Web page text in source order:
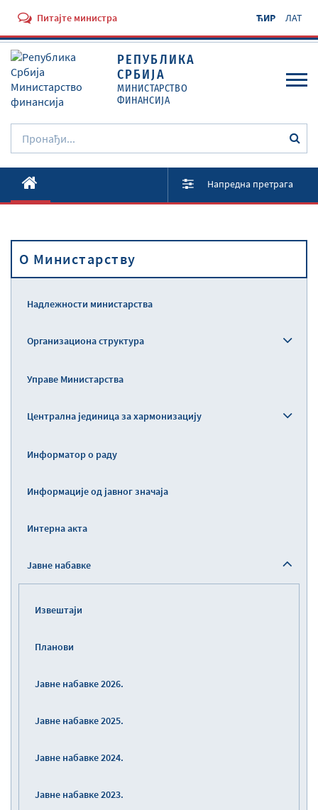
Питајте министра ЋИР ЛАТ
РЕПУБЛИКА
СРБИЈА
МИНИСТАРСТВО
ФИНАНСИЈА
O Министарству
Активности
Прописи
Напредна претрага
O Министарству
Надлежности министарства
Организациона структура
Управе Министарства
Централна јединица за хармонизацију
Информатор о раду
Информације од јавног значаја
Интерна акта
Јавне набавке
Извештаји
Планови
Јавне набавке 2026.
Јавне набавке 2025.
Јавне набавке 2024.
Јавне набавке 2023.